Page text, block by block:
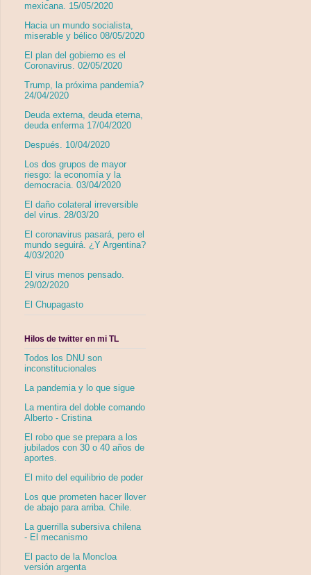
mexicana. 15/05/2020
Hacia un mundo socialista,
miserable y bélico 08/05/2020
El plan del gobierno es el
Coronavirus. 02/05/2020
Trump, la próxima pandemia?
24/04/2020
Deuda externa, deuda eterna,
deuda enferma 17/04/2020
Después. 10/04/2020
Los dos grupos de mayor
riesgo: la economía y la
democracia. 03/04/2020
El daño colateral irreversible
del virus. 28/03/20
El coronavirus pasará, pero el
mundo seguirá. ¿Y Argentina?
4/03/2020
El virus menos pensado.
29/02/2020
El Chupagasto
Hilos de twitter en mi TL
Todos los DNU son
inconstitucionales
La pandemia y lo que sigue
La mentira del doble comando
Alberto - Cristina
El robo que se prepara a los
jubilados con 30 o 40 años de
aportes.
El mito del equilibrio de poder
Los que prometen hacer llover
de abajo para arriba. Chile.
La guerrilla subersiva chilena
- El mecanismo
El pacto de la Moncloa
versión argenta